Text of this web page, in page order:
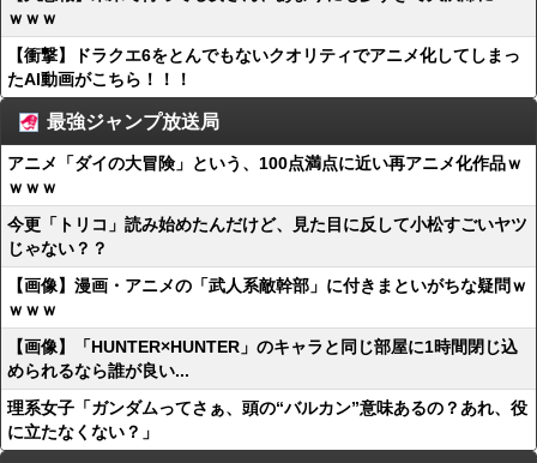
ｗｗｗ
【衝撃】ドラクエ6をとんでもないクオリティでアニメ化してしまっ
たAI動画がこちら！！！
最強ジャンプ放送局
アニメ「ダイの大冒険」という、100点満点に近い再アニメ化作品ｗ
ｗｗｗ
今更「トリコ」読み始めたんだけど、見た目に反して小松すごいヤツ
じゃない？？
【画像】漫画・アニメの「武人系敵幹部」に付きまといがちな疑問ｗ
ｗｗｗ
【画像】「HUNTER×HUNTER」のキャラと同じ部屋に1時間閉じ込
められるなら誰が良い...
理系女子「ガンダムってさぁ、頭の“バルカン”意味あるの？あれ、役
に立たなくない？」